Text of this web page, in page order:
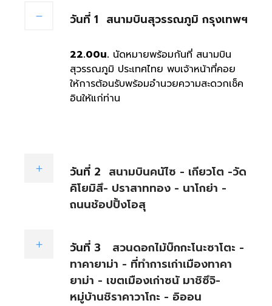
วันที่ 1 สนามบินสุวรรณภูมิ กรุงเทพฯ
22.00น. นัดหมายพร้อมกันที่ สนามบิน
สุวรรณภูมิ ประเทศไทย พบเจ้าหน้าที่คอย
ให้การต้อนรับพร้อมอำนวยความสะดวกเช็ค
อินให้แก่ท่าน
วันที่ 2 สนามบินคนัไซ - เกียวโต -วัด
คิโยมิสึ- ปราสาททอง - นาโกย่า -
ถนนช้อปปิ้งโอสุ
วันที่ 3
สวนดอกไม้บ๊กกะโนะซาโตะ -
ทาคายาม่า - ที่ทำการเก่าเมืองทาคา
ยาม่า - เขตเมืองเก่าซนั มาชิซึจิ-
หมู่บ้านชิราคาวาโกะ - อิออน